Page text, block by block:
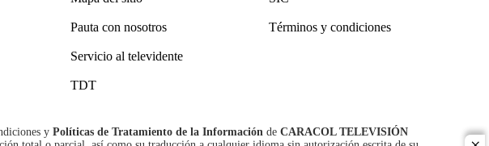
Pauta con nosotros
Servicio al televidente
TDT
Términos y condiciones
y Políticas de Tratamiento de la Información de CARACOL TELEVISIÓN